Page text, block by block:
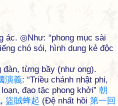
ác. ◎Như: “phong mục sài
chó sói, hình dung kẻ độc
từng bầy (như ong).
演義: “Triều chánh nhật phi,
đạo tặc phong khởi” 朝
, 盜賊蜂起 (Đệ nhất hồi 第一回